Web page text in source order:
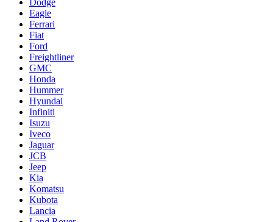
Eagle
Ferrari
Fiat
Ford
Freightliner
GMC
Honda
Hummer
Hyundai
Infiniti
Isuzu
Iveco
Jaguar
JCB
Jeep
Kia
Komatsu
Kubota
Lancia